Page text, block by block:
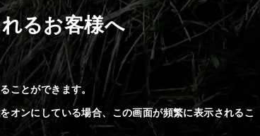
るお客様へ
ことができます。
オンにしている場合、この画面が頻繁に表示されるこ